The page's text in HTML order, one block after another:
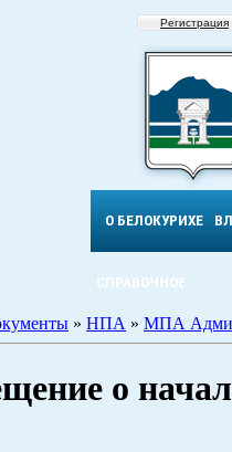
Регистрация
О БЕЛОКУРИХЕ
СПРАВОЧНОЕ
» НПА » МПА
о